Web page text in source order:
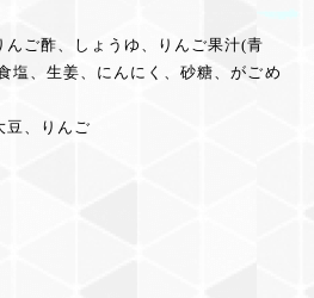
ご酢、しょうゆ、りんご果汁(青
塩、生姜、にんにく、砂糖、がごめ
豆、りんご